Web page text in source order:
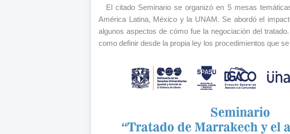
El citado Seminario se organizó en 5 mesas
América Latina, México y la UNAM. Se abordó el
algunos aspectos de cómo fue la negociación del
como definir desde la propia ley los procedimientos que